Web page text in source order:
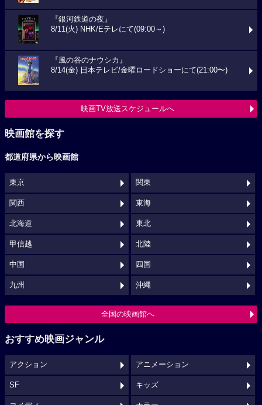
『銀河鉄道の夜』
8/11(火) NHK/Eテレにて(09:00～)
『風の谷のナウシカ』
8/14(金) 日本テレビ/金曜ロードショーにて(21:00〜)
映画TV放送スケジュールへ
映画館を探す
都道府県から映画館
東京 関東
関西 東海
北海道 東北
甲信越 北陸
中国 四国
九州 沖縄
全国の映画館へ
おすすめ映画ジャンル
アクション アニメーション
SF キッズ